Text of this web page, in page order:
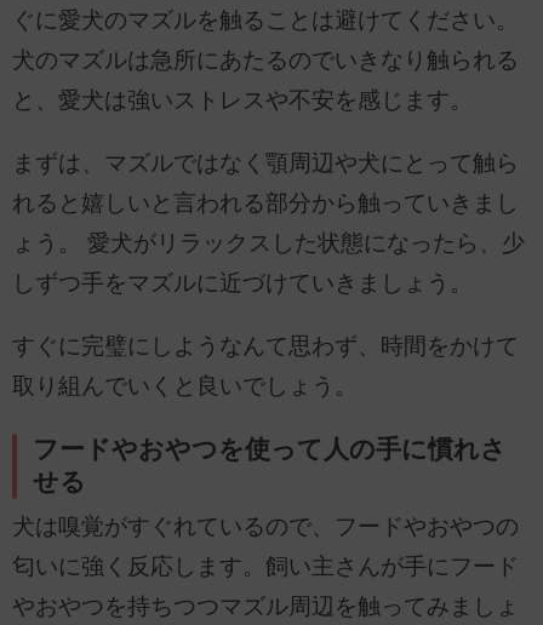
ぐに愛犬のマズルを触ることは避けてください。
犬のマズルは急所にあたるのでいきなり触られる
と、愛犬は強いストレスや不安を感じます。
まずは、マズルではなく顎周辺や犬にとって触ら
れると嬉しいと言われる部分から触っていきまし
ょう。 愛犬がリラックスした状態になったら、少
しずつ手をマズルに近づけていきましょう。
すぐに完璧にしようなんて思わず、時間をかけて
取り組んでいくと良いでしょう。
フードやおやつを使って人の手に慣れさ
せる
犬は嗅覚がすぐれているので、フードやおやつの
匂いに強く反応します。飼い主さんが手にフード
やおやつを持ちつつマズル周辺を触ってみましょ